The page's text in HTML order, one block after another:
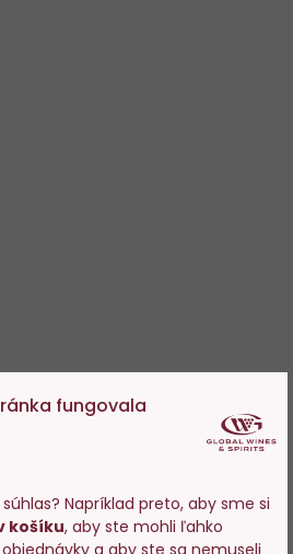
fungovala
Napríklad preto, aby sme si
košíku, aby ste mohli ľahko
a aby ste sa nemuseli
na stránky s